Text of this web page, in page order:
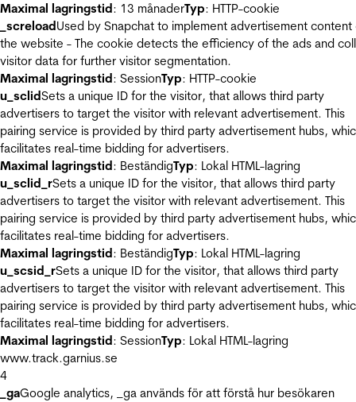
Maximal lagringstid: 13 månaderTyp: HTTP-cookie
_screloadUsed by Snapchat to implement advertisement content
the website - The cookie detects the efficiency of the ads and
visitor data for further visitor segmentation.
Maximal lagringstid: SessionTyp: HTTP-cookie
u_sclidSets a unique ID for the visitor, that allows third party
advertisers to target the visitor with relevant advertisement. This
pairing service is provided by third party advertisement hubs,
facilitates real-time bidding for advertisers.
Maximal lagringstid: BeständigTyp: Lokal HTML-lagring
u_sclid_rSets a unique ID for the visitor, that allows third party
advertisers to target the visitor with relevant advertisement. This
pairing service is provided by third party advertisement hubs,
facilitates real-time bidding for advertisers.
Maximal lagringstid: BeständigTyp: Lokal HTML-lagring
u_scsid_rSets a unique ID for the visitor, that allows third party
advertisers to target the visitor with relevant advertisement. This
pairing service is provided by third party advertisement hubs,
facilitates real-time bidding for advertisers.
Maximal lagringstid: SessionTyp: Lokal HTML-lagring
www.track.garnius.se
4
_gaGoogle analytics, _ga används för att förstå hur besökaren